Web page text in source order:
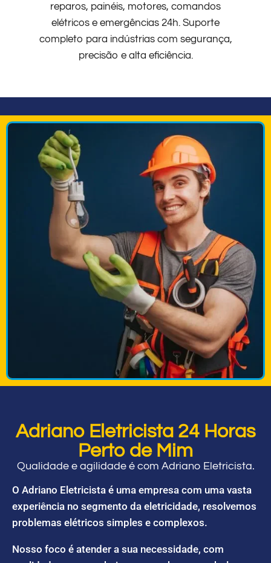
reparos, painéis, motores, comandos
elétricos e emergências 24h. Suporte
completo para indústrias com segurança,
precisão e alta eficiência.
Adriano Eletricista 24 Horas
Perto de Mim
Qualidade e agilidade é com Adriano Eletricista.
O Adriano Eletricista é uma empresa com uma vasta
experiência no segmento da eletricidade, resolvemos
problemas elétricos simples e complexos.
Nosso foco é atender a sua necessidade, com